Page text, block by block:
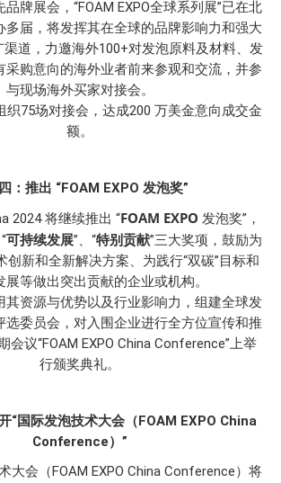
牌展会，“FOAM EXPO全球系列展”已在北
多届，将发挥其在全球的品牌影响力和强大
道，力邀海外100+对发泡原料及材料、发
采购意向的海外业者前来参观和交流，并参
与现场海外买家对接会。
织75场对接会，达成200 万美金意向成交金
额。
：推出 “FOAM EXPO 发泡奖”
2024 将继续推出 “FOAM EXPO 发泡奖”，
可持续发展”、“特别贡献”三大奖项，鼓励为
创新和全新解决方案、为践行“双碳”目标和
展等做出突出贡献的企业或机构。
其资源与优势以及行业影响力，组建全球发
选委员会，对入围企业进行全方位宣传和推
会议“FOAM EXPO China Conference”上举
行颁奖典礼。
“国际发泡技术大会（FOAM EXPO China
Conference）”
大会（FOAM EXPO China Conference）将